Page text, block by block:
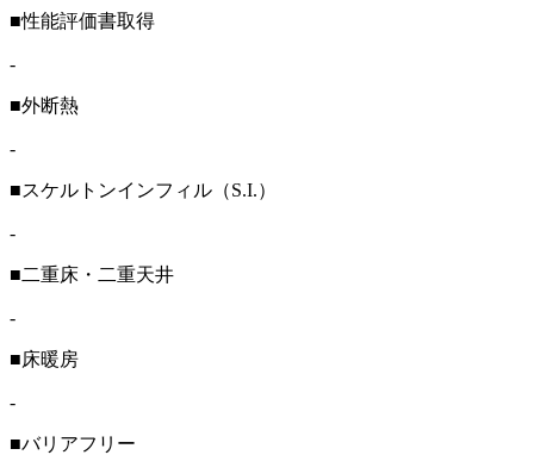
■性能評価書取得
-
■外断熱
-
■スケルトンインフィル（S.I.）
-
■二重床・二重天井
-
■床暖房
-
■バリアフリー